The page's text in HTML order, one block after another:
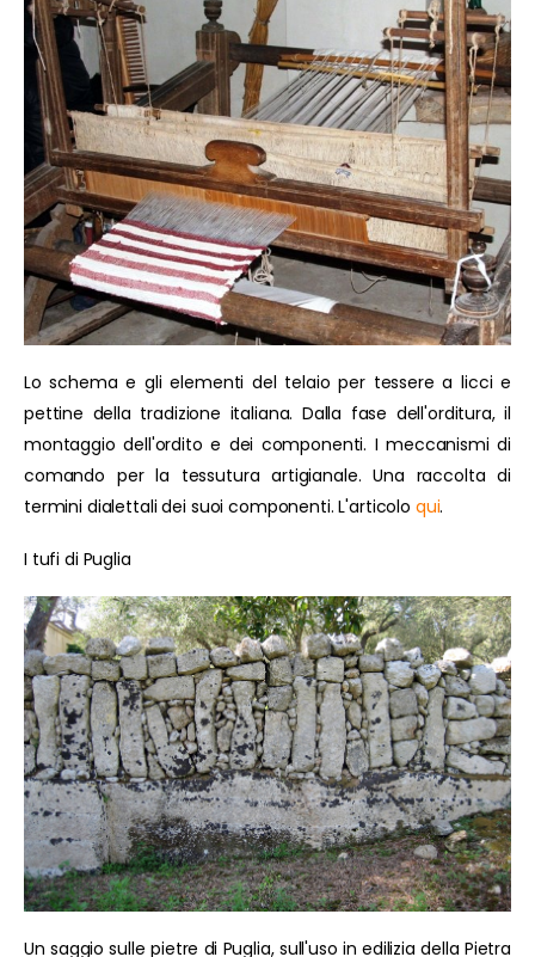
Lo schema e gli elementi del telaio per tessere a licci e
pettine della tradizione italiana. Dalla fase dell'orditura, il
montaggio dell'ordito e dei componenti. I meccanismi di
comando per la tessutura artigianale. Una raccolta di
termini dialettali dei suoi componenti. L'articolo qui.
I tufi di Puglia
Un saggio sulle pietre di Puglia, sull'uso in edilizia della Pietra